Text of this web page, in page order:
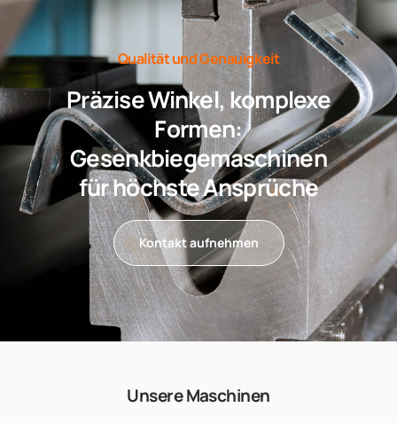
Qualität und Genauigkeit
Präzise Winkel, komplexe
Formen:
Gesenkbiegemaschinen
für höchste Ansprüche
Kontakt aufnehmen
Unsere Maschinen